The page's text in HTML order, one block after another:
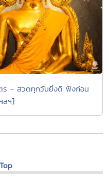
ร - สวดทุกวันยิ่งดี ฟังก่อน
ลฯ]